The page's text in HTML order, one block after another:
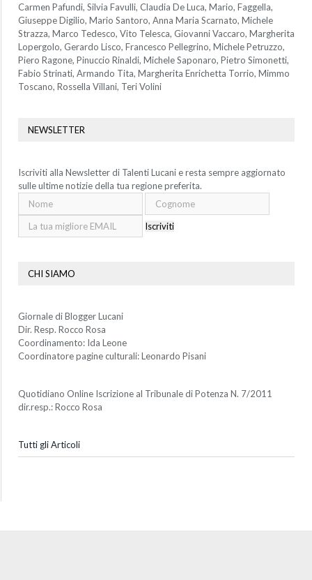
Carmen Pafundi, Silvia Favulli, Claudia De Luca, Mario, Faggella,
Giuseppe Digilio, Mario Santoro, Anna Maria Scarnato, Michele
Strazza, Marco Tedesco, Vito Telesca, Giovanni Vaccaro, Margherita
Lopergolo, Gerardo Lisco, Francesco Pellegrino, Michele Petruzzo,
Piero Ragone, Pinuccio Rinaldi, Michele Saponaro, Pietro Simonetti,
Fabio Strinati, Armando Tita, Margherita Enrichetta Torrio, Mimmo
Toscano, Rossella Villani, Teri Volini
NEWSLETTER
Iscriviti alla Newsletter di Talenti Lucani e resta sempre aggiornato
sulle ultime notizie della tua regione preferita.
Iscriviti
CHI SIAMO
Giornale di Blogger Lucani
Dir. Resp. Rocco Rosa
Coordinamento: Ida Leone
Coordinatore pagine culturali: Leonardo Pisani
Quotidiano Online Iscrizione al Tribunale di Potenza N. 7/2011
dir.resp.: Rocco Rosa
Tutti gli Articoli